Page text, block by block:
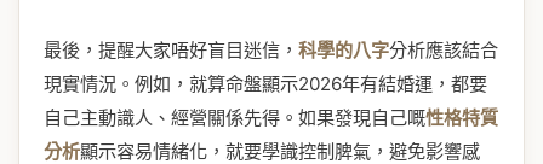
最後，提醒大家唔好盲目迷信， 科學的八字分析應該結合
現實情況。例如，就算命盤顯示2026年有結婚運，都要
自己主動識人、經營關係先得。如果發現自己嘅性格特質
分析顯示容易情緒化，就要學識控制脾氣，避免影響感